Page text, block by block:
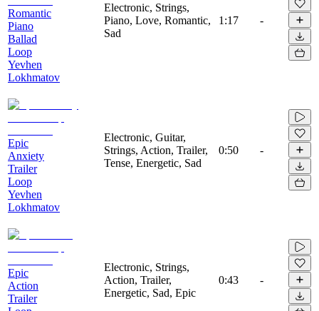
Romantic
Piano
Ballad
Loop
Yevhen
Lokhmatov
Electronic, Strings,
Piano, Love, Romantic,
Sad
1:17 -
Epic
Anxiety
Trailer
Loop
Yevhen
Lokhmatov
Electronic, Guitar,
Strings, Action, Trailer,
Tense, Energetic, Sad
0:50 -
Epic
Action
Trailer
Electronic, Strings,
Action, Trailer,
Energetic, Sad, Epic
0:43 -